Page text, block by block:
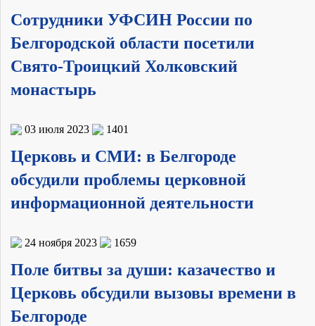
Сотрудники УФСИН России по
Белгородской области посетили
Свято-Троицкий Холковский
монастырь
03 июля 2023 1401
Церковь и СМИ: в Белгороде
обсудили проблемы церковной
информационной деятельности
24 ноября 2023 1659
Поле битвы за души: казачество и
Церковь обсудили вызовы времени в
Белгороде